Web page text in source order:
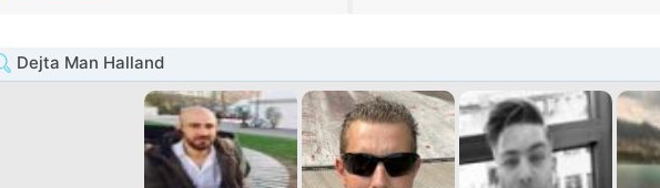
Dejta Man Halland